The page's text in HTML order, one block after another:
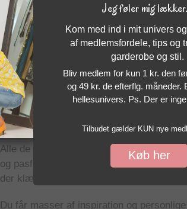
med et udvalg, der matcher din stil og
Kysthuset, Odder
Ønsketing, Risskov
Bruun Bruun, Skanderborg
Busted, Silkeborg
Lundgaard Viby, Viby Centret
Butik Kirsten Grove, Aarhus C
Første TH, Aarhus C
Alle de butikker, jeg samarbejder med,
og pasformer. Det betyder, at vi trygt
der klæder dig bedst.
Du får masser af inspiration og
Jeg føler mig
Kom med ind i mit univers
af medlemsfordele, tips og
garderobe og stil.
Bliv medlem for kun 1 kr. den
og 49 kr. de efterflg. måneder.
hellesunivers. Ps. Der er
Tilbudet gælder KUN nye
Køb her